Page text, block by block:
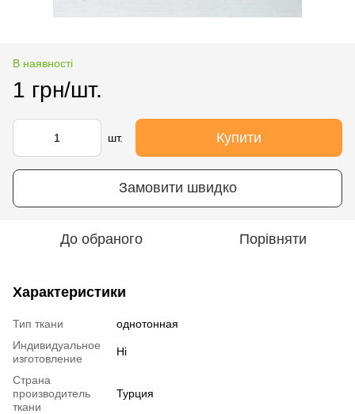
В наявності
1 грн/шт.
шт. Купити
Замовити швидко
До обраного Порівняти
Характеристики
Тип ткани
однотонная
Индивидуальное
изготовление
Ні
Страна
производитель
ткани
Турция